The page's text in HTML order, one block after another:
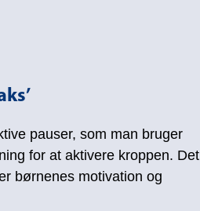
pauser, som man bruger
for at aktivere kroppen. Det
børnenes motivation og